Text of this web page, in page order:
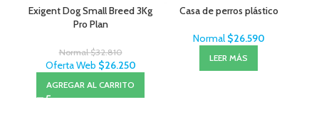
Exigent Dog Small Breed 3Kg
Pro Plan
Normal$32.810
Oferta Web $26.250
AGREGAR AL CARRITO
Casa de perros plástico
Normal $26.590
LEER MÁS